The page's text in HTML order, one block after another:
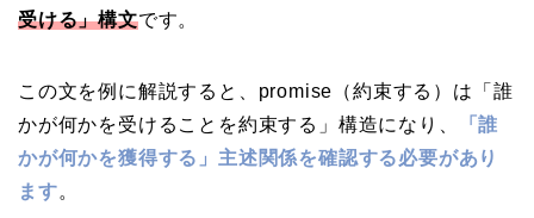
受ける」構文です。
この文を例に解説すると、promise（約束する）は「誰
かが何かを受けることを約束する」構造になり、
「誰
かが何かを獲得する」主述関係を確認する必要があり
ます。